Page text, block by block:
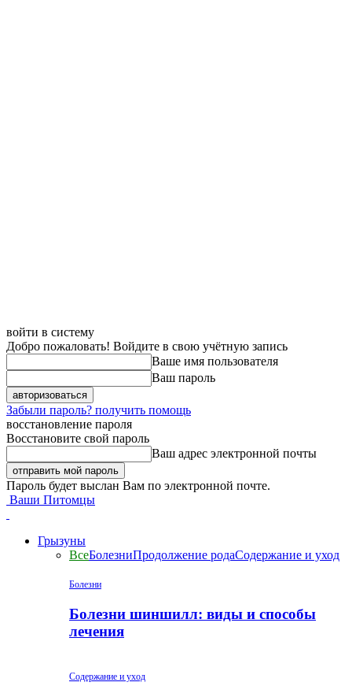
войти в систему
Добро пожаловать! Войдите в свою учётную запись
Ваше имя пользователя
Ваш пароль
Забыли пароль? получить помощь
восстановление пароля
Восстановите свой пароль
Ваш адрес электронной почты
Пароль будет выслан Вам по электронной почте.
Ваши Питомцы
Грызуны
ВсеБолезниПродолжение родаСодержание и уход
Болезни
Болезни шиншилл: виды и способы
лечения
Содержание и уход